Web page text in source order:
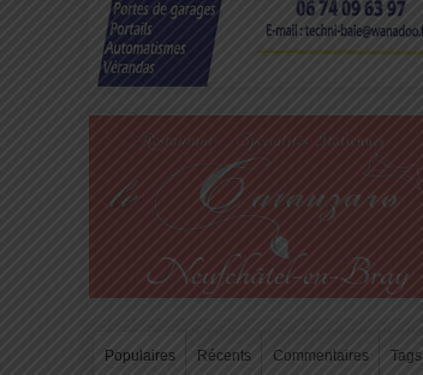
Populaires Récents Commentaires Tags